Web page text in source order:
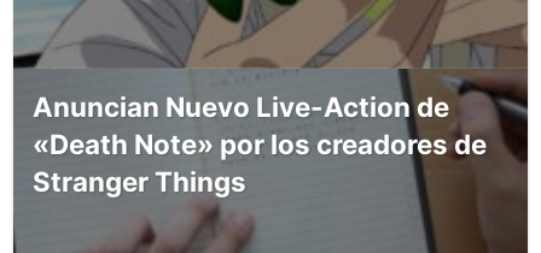
Anuncian Nuevo Live-Action de
«Death Note» por los creadores de
Stranger Things